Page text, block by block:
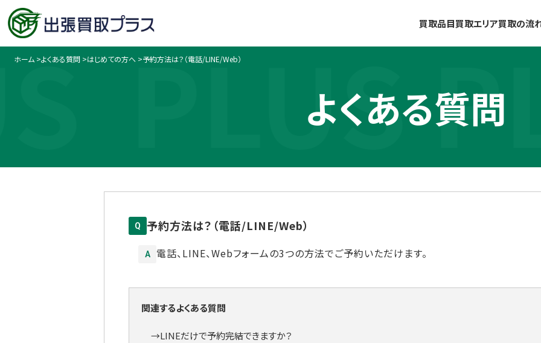
買取品目買取エリア買取の流
ホーム >よくある質問 >はじめての方へ >予約方法は？（電話/LINE/Web）
PLUSよくある質問
Q 予約方法は？（電話/LINE/Web）
A 電話、LINE、Webフォームの3つの方法でご予約いただけます。
関連するよくある質問
→LINEだけで予約完結できますか？